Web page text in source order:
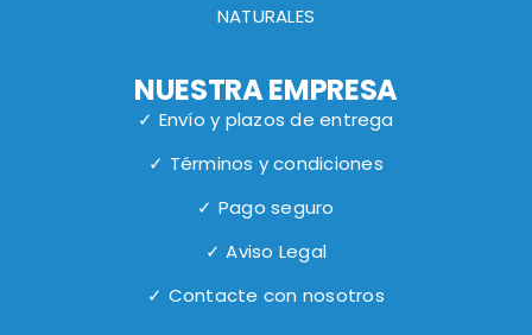
NATURALES
NUESTRA EMPRESA
✓ Envío y plazos de entrega
✓ Términos y condiciones
✓ Pago seguro
✓ Aviso Legal
✓ Contacte con nosotros